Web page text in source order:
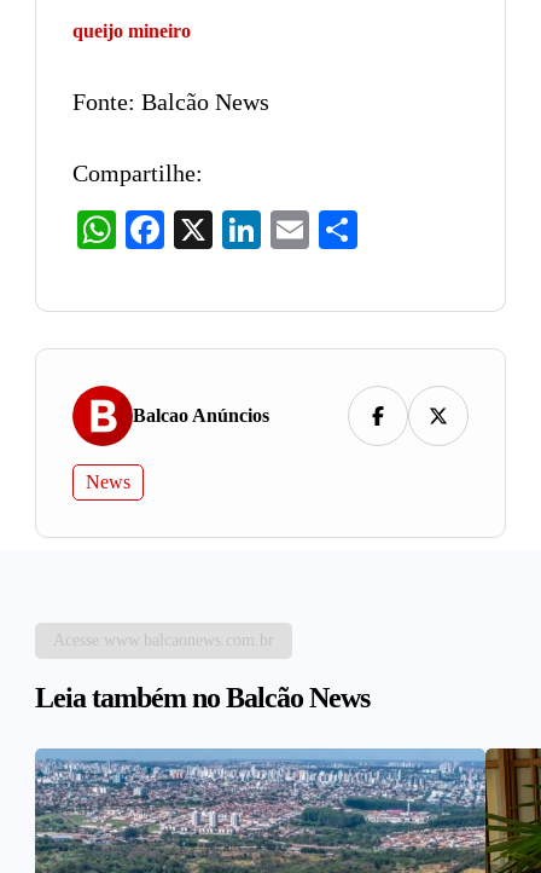
queijo mineiro
Fonte: Balcão News
Compartilhe:
WhatsAppFacebook LinkedIn
Email
Balcao Anúncios
News
Acesse www.balcaonews.com.br
Leia também no Balcão News